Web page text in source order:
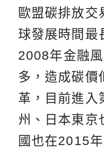
歐盟碳排放交
球發展時間最
2008年金融
多，造成碳價
革，目前進入
州、日本東京
國也在2015